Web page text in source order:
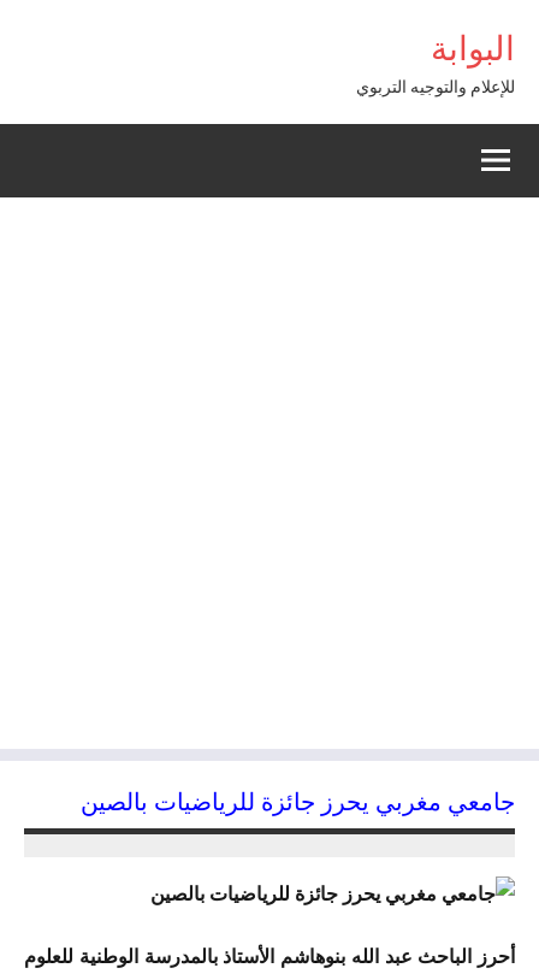
contenu
البوابة
للإعلام والتوجيه التربوي
جامعي مغربي يحرز جائزة للرياضيات بالصين
أحرز الباحث عبد الله بنوهاشم الأستاذ بالمدرسة الوطنية للعلوم